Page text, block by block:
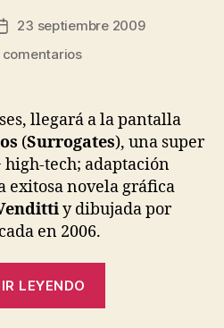
Fecha23 septiembre 2009
comentariosen
la
película
llegará a la pantalla
(Surrogates), una super
tech; adaptación
exitosa novela gráfica
y dibujada por
en 2006.
LEYENDO